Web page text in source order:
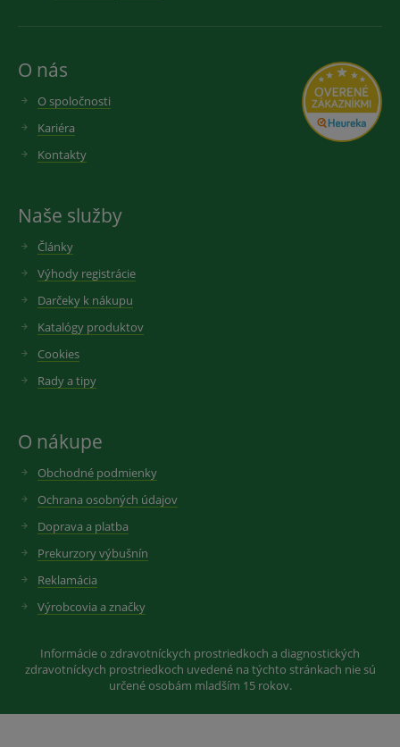
O nás
O spoločnosti
Kariéra
Kontakty
Naše služby
Články
Výhody registrácie
Darčeky k nákupu
Katalógy produktov
Cookies
Rady a tipy
O nákupe
Obchodné podmienky
Ochrana osobných údajov
Doprava a platba
Prekurzory výbušnín
Reklamácia
Výrobcovia a značky
Informácie o zdravotníckych prostriedkoch a diagnostických
zdravotníckych prostriedkoch uvedené na týchto stránkach nie sú
určené osobám mladším 15 rokov.